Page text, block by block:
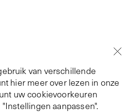
van verschillende
hier meer over lezen in onze
uw cookievoorkeuren
aanpassen".